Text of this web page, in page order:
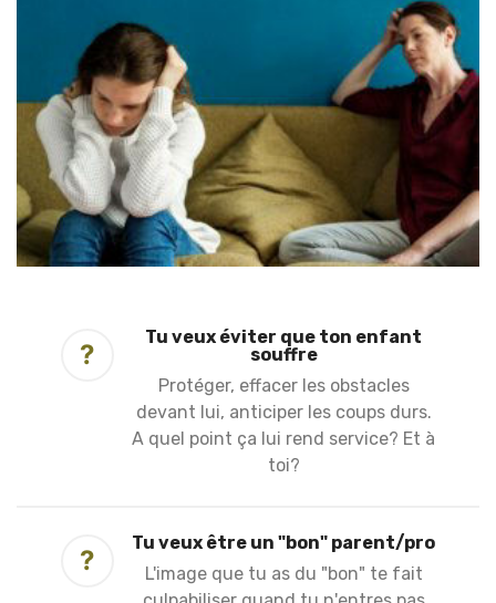
?
Tu veux éviter que ton enfant
souffre
Protéger, effacer les obstacles
devant lui, anticiper les coups durs.
A quel point ça lui rend service? Et à
toi?
?
Tu veux être un "bon" parent/pro
L'image que tu as du "bon" te fait